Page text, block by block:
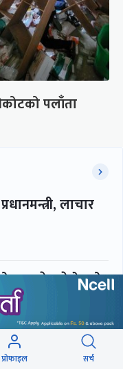
पलाँता
लाचार
अध्यादेशले ऐनको
सक्दैन’
: छिनमै
प्रोफाइल सर्च